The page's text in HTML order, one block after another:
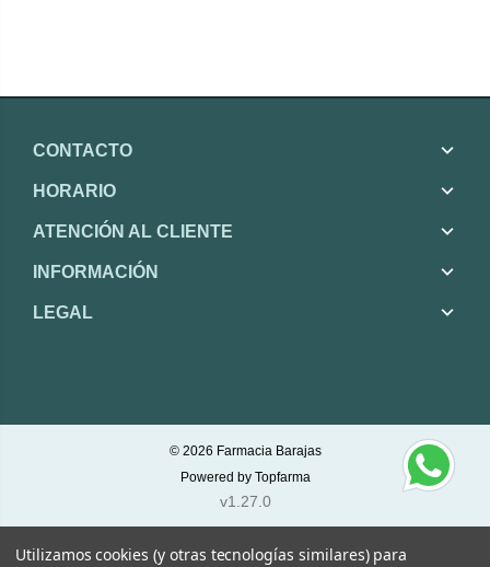
CONTACTO
HORARIO
ATENCIÓN AL CLIENTE
INFORMACIÓN
LEGAL
© 2026 Farmacia Barajas
Powered by Topfarma
v1.27.0
Utilizamos cookies (y otras tecnologías similares) para